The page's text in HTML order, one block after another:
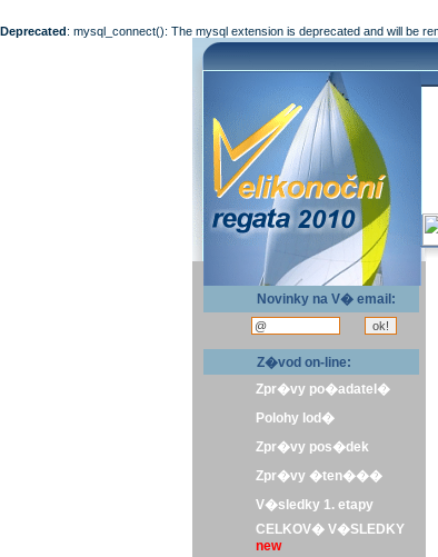
Deprecated: mysql_connect(): The mysql extension is deprecated and will be
Novinky na V� email:
Z�vod on-line:
Zpr�vy po�adatel�
Polohy lod�
Zpr�vy pos�dek
Zpr�vy �ten���
V�sledky 1. etapy
CELKOV� V�SLEDKY
new